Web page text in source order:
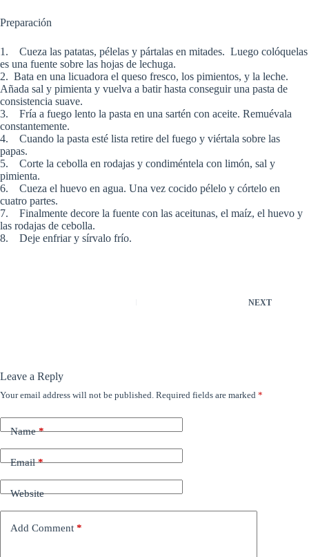
Preparación
1. Cueza las patatas, pélelas y pártalas en mitades. Luego colóquelas
es una fuente sobre las hojas de lechuga.
2. Bata en una licuadora el queso fresco, los pimientos, y la leche.
Añada sal y pimienta y vuelva a batir hasta conseguir una pasta de
consistencia suave.
3. Fría a fuego lento la pasta en una sartén con aceite. Remuévala
constantemente.
4. Cuando la pasta esté lista retire del fuego y viértala sobre las
papas.
5. Corte la cebolla en rodajas y condiméntela con limón, sal y
pimienta.
6. Cueza el huevo en agua. Una vez cocido pélelo y córtelo en
cuatro partes.
7. Finalmente decore la fuente con las aceitunas, el maíz, el huevo y
las rodajas de cebolla.
8. Deje enfriar y sírvalo frío.
NEXT
Leave a Reply
Your email address will not be published. Required fields are marked *
Name*
Email*
Website
Add Comment *